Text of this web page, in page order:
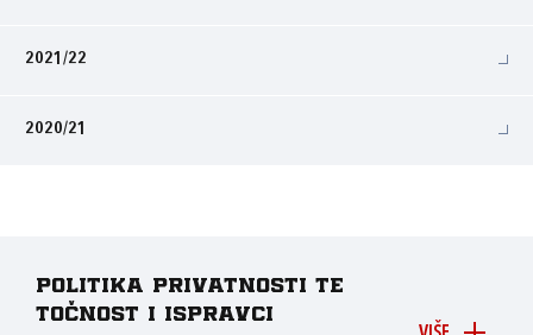
2021/22
2020/21
Politika privatnosti te
točnost i ispravci